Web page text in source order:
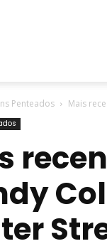
Penteados Mais